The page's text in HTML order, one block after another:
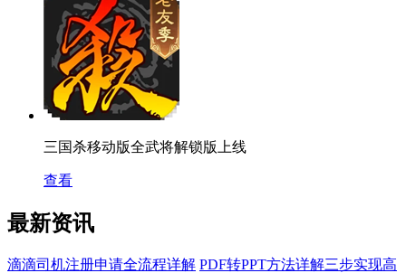
三国杀移动版全武将解锁版上线
查看
最新资讯
滴滴司机注册申请全流程详解 PDF转PPT方法详解三步实现高